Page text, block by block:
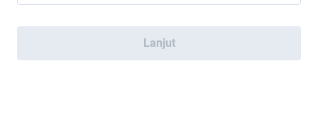
Lanjut
Anda.Atau hubungi (021) 5099 8890